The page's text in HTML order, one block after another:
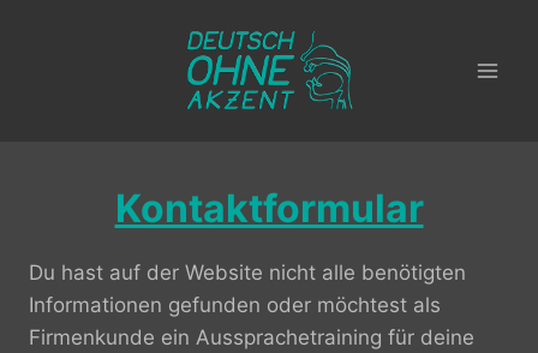
Kontaktformular
Du hast auf der Website nicht alle benötigten
Informationen gefunden oder möchtest als
Firmenkunde ein Aussprachetraining für deine